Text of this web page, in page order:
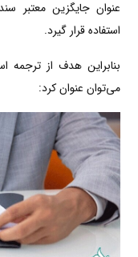
عنوان جایگزین معتبر
استفاده قرار گیرد.
بنابراین هدف از
می‌توان عنوان کرد: